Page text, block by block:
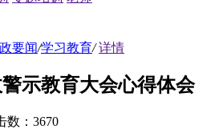
要闻/学习教育/ 详情
示教育大会心得体会
数：3670